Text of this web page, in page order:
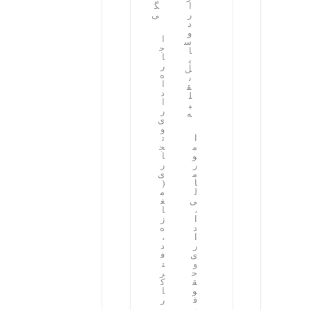
ر
د
و
س
ا
ی
ل
ن
ق
ل
ی
ه
م
و
ر
م
ا
ل
ی
،
د
ر
ی
و
ح
ق
و
ق
گ
ی
ج
ا
ر
ه
د
ر
ی
و
ت
ج
ا
ر
ی
(
م
غ
ا
ز
ه
،
د
ف
ت
ر
ک
ا
ر